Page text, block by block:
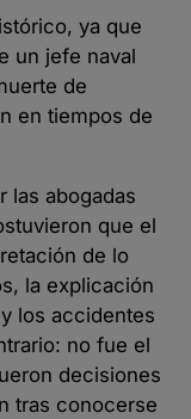
ya que
un jefe naval
de
en tiempos de
las abogadas
que el
de lo
la explicación
los accidentes
no fue el
decisiones
tras conocerse